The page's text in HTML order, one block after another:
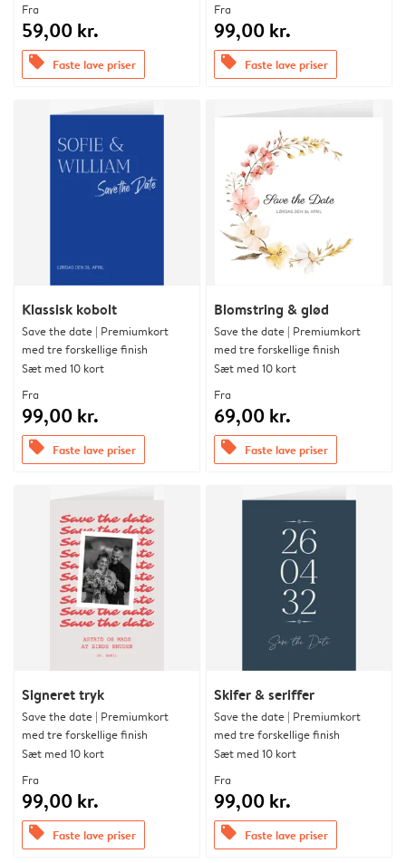
Fra
59,00 kr.
offers Faste lave priser
Fra
99,00 kr.
offers Faste lave priser
Klassisk kobolt
Save the date | Premiumkort
med tre forskellige finish
Sæt med 10 kort
Fra
99,00 kr.
offers Faste lave priser
Blomstring & glød
Save the date | Premiumkort
med tre forskellige finish
Sæt med 10 kort
Fra
69,00 kr.
offers Faste lave priser
Signeret tryk
Save the date | Premiumkort
med tre forskellige finish
Sæt med 10 kort
Fra
99,00 kr.
offers Faste lave priser
Skifer & seriffer
Save the date | Premiumkort
med tre forskellige finish
Sæt med 10 kort
Fra
99,00 kr.
offers Faste lave priser